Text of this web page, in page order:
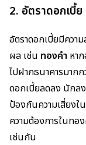
2. อัตราดอกเบี้
อัตราดอกเบี้ยมีคว
ผล เช่น ทองคำ หา
ไปฝากธนาคารมาก
ดอกเบี้ยลดลง นักล
ป้องกันความเสี่ยงใ
ความต้องการในทอ
เช่นกัน